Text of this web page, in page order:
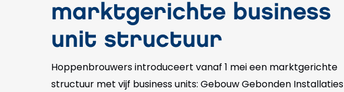
marktgerichte business
unit structuur
Hoppenbrouwers introduceert vanaf 1 mei een marktgerichte
structuur met vijf business units: Gebouw Gebonden Installaties